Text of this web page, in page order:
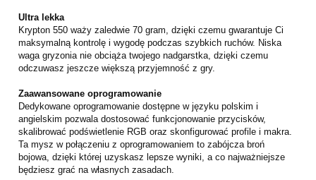
Ultra lekka
Krypton 550 waży zaledwie 70 gram, dzięki czemu gwarantuje Ci
maksymalną kontrolę i wygodę podczas szybkich ruchów. Niska
waga gryzonia nie obciąża twojego nadgarstka, dzięki czemu
odczuwasz jeszcze większą przyjemność z gry.
Zaawansowane oprogramowanie
Dedykowane oprogramowanie dostępne w języku polskim i
angielskim pozwala dostosować funkcjonowanie przycisków,
skalibrować podświetlenie RGB oraz skonfigurować profile i makra.
Ta mysz w połączeniu z oprogramowaniem to zabójcza broń
bojowa, dzięki której uzyskasz lepsze wyniki, a co najważniejsze
będziesz grać na własnych zasadach.